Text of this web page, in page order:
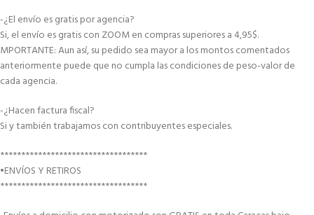
-¿El envío es gratis por agencia?
Si, el envío es gratis con ZOOM en compras superiores a 4,95$.
MPORTANTE: Aun así, su pedido sea mayor a los montos comentados
anteriormente puede que no cumpla las condiciones de peso-valor de
cada agencia.
-¿Hacen factura fiscal?
Si y también trabajamos con contribuyentes especiales.
***********************************
•ENVÍOS Y RETIROS
***********************************